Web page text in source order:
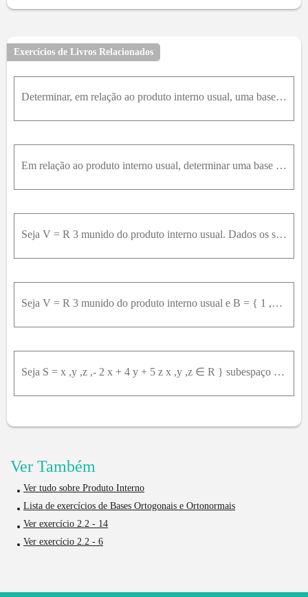
Exercícios de Livros Relacionados
Determinar, em relação ao produto interno usual, uma base ortonormal para o subespeaço do R 4 gerado pelos vetores v 1 = ( 1 ,0 ,- 1 ,1 ) , v 2 = ( 0 ,1 ,0 ,1 ) e v 3 = ( 1 ,1 ,- 1 ,2 ) .
Em relação ao produto interno usual, determinar uma base ortornormal dos seguintes subespaços vetoriais do R 3 : S = x , y , z ∈ R 3 x + y + z = 0 }
Seja V = R 3 munido do produto interno usual. Dados os subespaços S 1 = x , y , z x - 2 y + 3 z = 0 } S 2 = t2 ,1 ,- 1 t ∈ R } determinar S 1 ⊥ e S 2 ⊥ .
Seja V = R 3 munido do produto interno usual e B = { 1 ,2 ,- 3 ,2 ,- 4 ,2 } . Determinar:a) O subespaço S gerado por B .b) O subespaço S ⊥ .
Seja S = x ,y ,z ,- 2 x + 4 y + 5 z x ,y ,z ∈ R } subespaço do R 4 com produto interno usual. Seja A = { 1 ,2 ,- 1 ,1 ,2 ,- 1 ,2 ,2 } ⊂ S .a) Ortonormalizar o conjunto A .b) Completar o conjunto A de
Ver Também
Ver tudo sobre Produto Interno
Lista de exercícios de Bases Ortogonais e Ortonormais
Ver exercício 2.2 - 14
Ver exercício 2.2 - 6